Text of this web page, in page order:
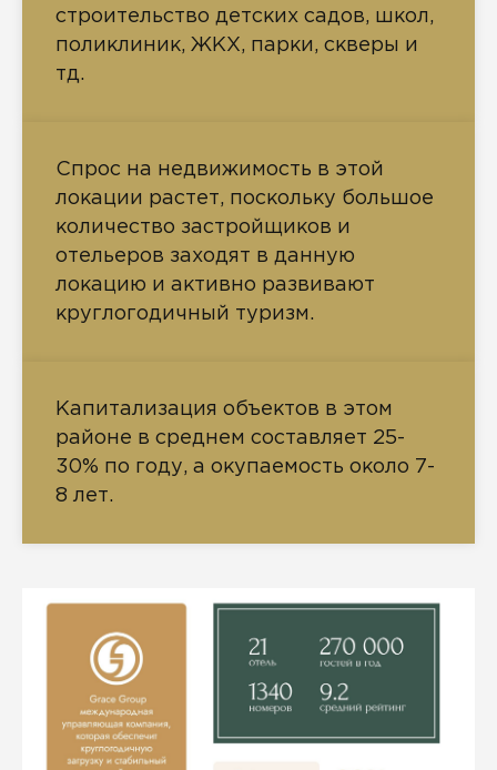
строительство детских садов, школ,
поликлиник, ЖКХ, парки, скверы и
тд.
Спрос на недвижимость в этой
локации растет, поскольку большое
количество застройщиков и
отельеров заходят в данную
локацию и активно развивают
круглогодичный туризм.
Капитализация объектов в этом
районе в среднем составляет 25-
30% по году, а окупаемость около 7-
8 лет.